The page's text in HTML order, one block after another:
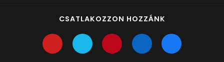
CSATLAKOZZON HOZZÁNK